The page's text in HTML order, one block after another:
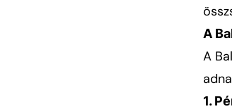
A
A
1.